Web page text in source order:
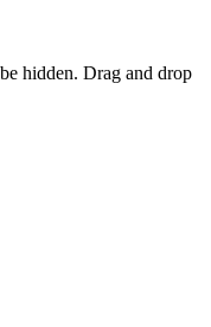
hidden. Drag and drop